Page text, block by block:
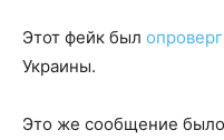
Этот фейк был
Украины.
Это же сообщение